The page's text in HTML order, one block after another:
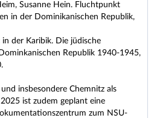
Susanne Hein. Fluchtpunkt
in der Dominikanischen Republik,
der Karibik. Die jüdische
Republik 1940-1945,
insbesondere Chemnitz als
ist zudem geplant eine
zum NSU-